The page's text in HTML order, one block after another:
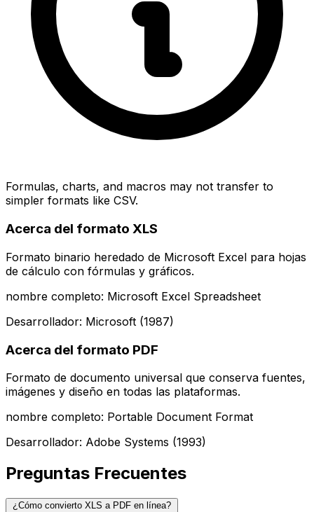
Formulas, charts, and macros may not transfer to
simpler formats like CSV.
Acerca del formato XLS
Formato binario heredado de Microsoft Excel para hojas
de cálculo con fórmulas y gráficos.
nombre completo: Microsoft Excel Spreadsheet
Desarrollador: Microsoft (1987)
Acerca del formato PDF
Formato de documento universal que conserva fuentes,
imágenes y diseño en todas las plataformas.
nombre completo: Portable Document Format
Desarrollador: Adobe Systems (1993)
Preguntas Frecuentes
¿Cómo convierto XLS a PDF en línea?